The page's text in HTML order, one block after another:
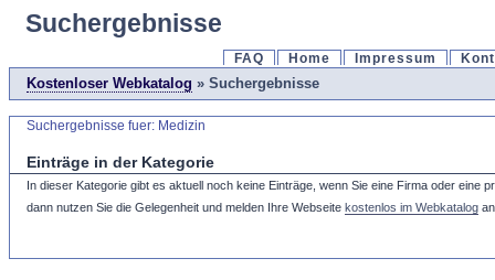
Suchergebnisse
FAQ Home Impressum
Kostenloser Webkatalog » Suchergebnisse
Suchergebnisse fuer: Medizin
Einträge in der Kategorie
In dieser Kategorie gibt es aktuell noch keine Einträge, wenn Sie eine Firma oder eine
dann nutzen Sie die Gelegenheit und melden Ihre Webseite kostenlos im Webkatalog